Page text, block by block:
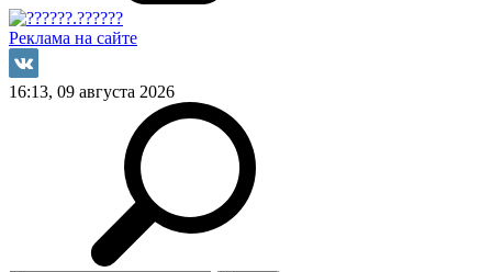
Реклама на сайте
16:13, 09 августа 2026